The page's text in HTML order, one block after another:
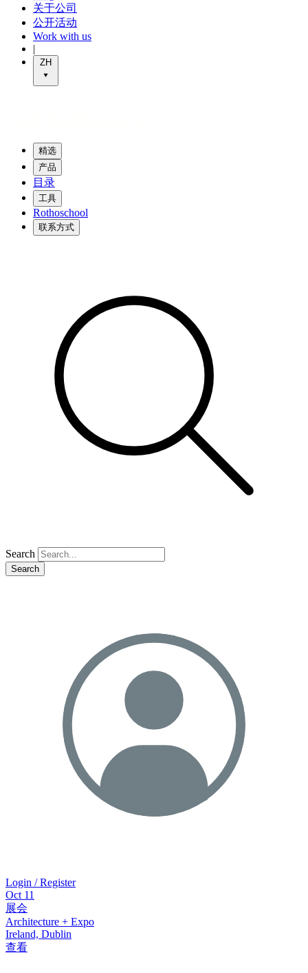
关于公司
公开活动
Work with us
|
ZH
精选
产品
目录
工具
Rothoschool
联系方式
Search
Search
Login / Register
Oct 11
展会
Architecture + Expo
Ireland, Dublin
查看